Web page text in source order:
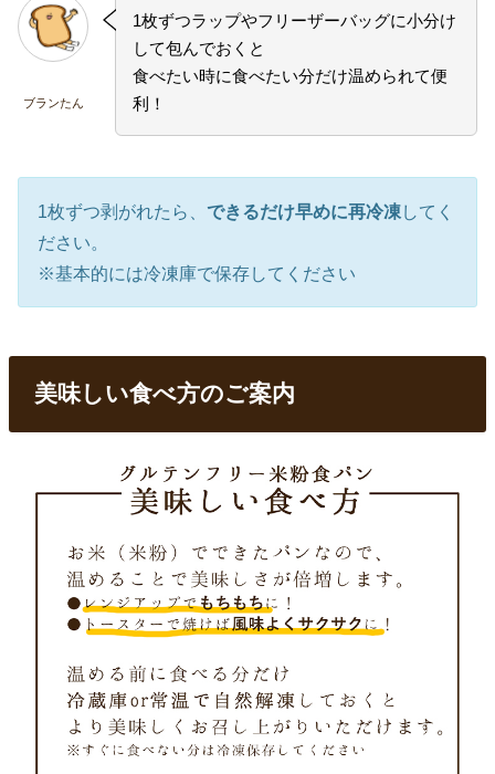
ブランたん
1枚ずつラップやフリーザーバッグに小分け
して包んでおくと
食べたい時に食べたい分だけ温められて便
利！
1枚ずつ剥がれたら、 できるだけ早めに再冷凍してく
ださい。
※基本的には冷凍庫で保存してください
美味しい食べ方のご案内